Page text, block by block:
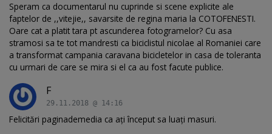
Speram ca documentarul nu cuprinde si scene explicite ale
faptelor de ,,vitejie,, savarsite de regina maria la COTOFENESTI.
Oare cat a platit tara pt ascunderea fotogramelor? Cu asa
stramosi sa te tot mandresti ca biciclistul nicolae al Romaniei care
a transformat campania caravana bicicletelor in casa de toleranta
cu urmari de care se mira si el ca au fost facute publice.
F
29.11.2018 @ 14:16
Felicitări paginademedia ca ați început sa luați masuri.